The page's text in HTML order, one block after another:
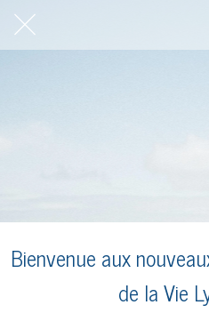
Bienvenue aux
de la Vie